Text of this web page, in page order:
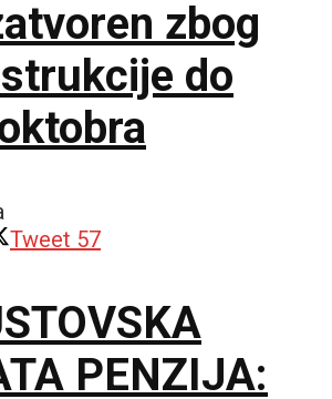
zbog
do
Tweet 57
PENZIJA: